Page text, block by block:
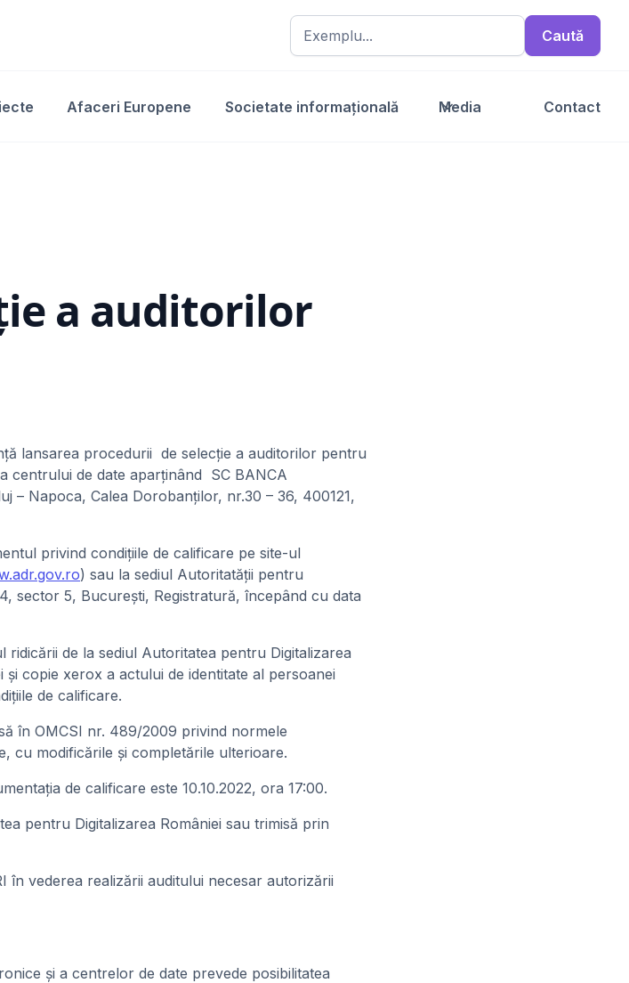
Afaceri Europene Societate informațională Media Contact
a auditorilor
lansarea procedurii de selecţie a auditorilor pentru
centrului de date aparţinând SC BANCA
– Napoca, Calea Dorobanților, nr.30 – 36, 400121,
privind condiţiile de calificare pe site-ul
) sau la sediul Autoritatăţii pentru
sector 5, Bucureşti, Registratură, începând cu data
de la sediul Autoritatea pentru Digitalizarea
copie xerox a actului de identitate al persoanei
de calificare.
în OMCSI nr. 489/2009 privind normele
cu modificările şi completările ulterioare.
de calificare este 10.10.2022, ora 17:00.
pentru Digitalizarea României sau trimisă prin
în vederea realizării auditului necesar autorizării
şi a centrelor de date prevede posibilitatea